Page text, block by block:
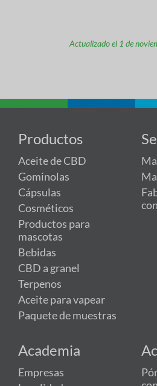
Actualizado el 1 de
Productos
Aceite de CBD
Gominolas
Cápsulas
Cosméticos
Productos para
mascotas
Bebidas
CBD a granel
Terpenos
Aceite para vapear
Paquete de muestras
Academia
Empresas